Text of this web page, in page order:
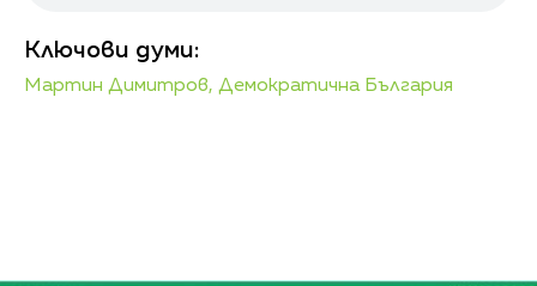
Ключови думи:
Мартин Димитров, Демократична България